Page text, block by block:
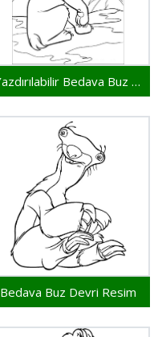
Yazdırılabilir Bedava Buz Devri
Bedava Buz Devri Resim